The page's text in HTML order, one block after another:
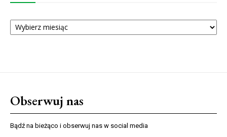
ARCHIWUM
NUMERÓW
Obserwuj nas
Bądź na bieżąco i obserwuj nas w social media